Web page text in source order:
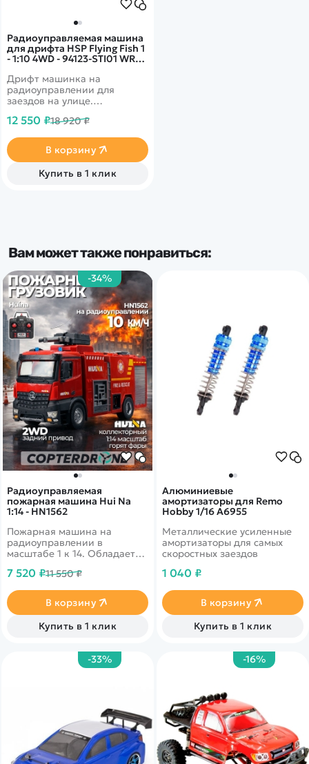
Радиоуправляемая машина
для дрифта HSP Flying Fish 1
- 1:10 4WD - 94123-STI01 WRX
Дрифт машинка на
радиоуправлении для
заездов на улице.
2000mAh аккумулятор.
колеса. Автомобиль снабжен
полным приводом 4WD и
специальными колесами.
Кузов WRX STI
12 550 ₽18 920 ₽
В корзину
Купить в 1 клик
Вам может также понравиться:
Алюминиевые
амортизаторы для Remo
Hobby 1/16 A6955
Металлические усиленные
амортизаторы для самых
скоростных заездов
1 040 ₽
В корзину
Купить в 1 клик
-34%
Радиоуправляемая
пожарная машина Hui Na
1:14 - HN1562
Пожарная машина на
радиоуправлении в
масштабе 1 к 14. Обладает
езда вперед, назад, влево и
эффекты, а также полностью
функционирующая башня с
подачей воды.
7 520 ₽11 550 ₽
В корзину
Купить в 1 клик
-33% -16%